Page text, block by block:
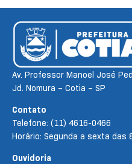
Av. Professor Manoel José
Jd. Nomura – Cotia – SP
Contato
Telefone: (11) 4616-0466
Horário: Segunda a sexta das
Ouvidoria